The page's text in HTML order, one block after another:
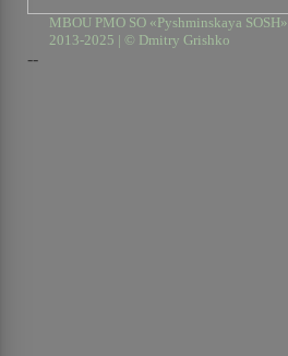
MBOU PMO SO «Pyshminskaya SOSH»
2013-2025 | © Dmitry Grishko
--